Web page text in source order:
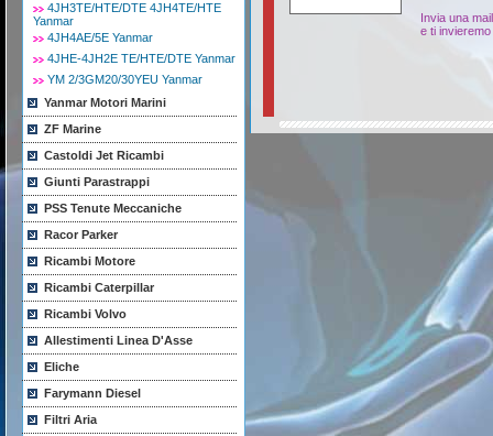
4JH3TE/HTE/DTE 4JH4TE/HTE
Yanmar
4JH4AE/5E Yanmar
4JHE-4JH2E TE/HTE/DTE Yanmar
YM 2/3GM20/30YEU Yanmar
Yanmar Motori Marini
ZF Marine
Castoldi Jet Ricambi
Giunti Parastrappi
PSS Tenute Meccaniche
Racor Parker
Ricambi Motore
Ricambi Caterpillar
Ricambi Volvo
Allestimenti Linea D'Asse
Eliche
Farymann Diesel
Filtri Aria
Invia una
e ti